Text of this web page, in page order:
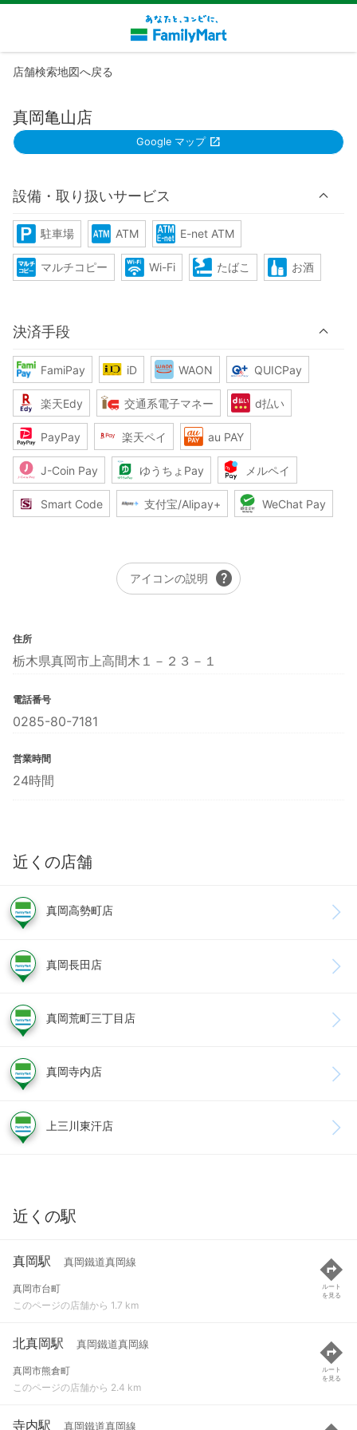
店舗検索地図へ戻る
真岡亀山店
Google マップ
設備・取り扱いサービス
駐車場 ATM E-net ATM
マルチコピー Wi-Fi たばこ お酒
決済手段
FamiPay iD WAON QUICPay
楽天Edy 交通系電子マネー d払い
PayPay 楽天ペイ au PAY
J-Coin Pay ゆうちょPay メルペイ
Smart Code 支付宝/Alipay+ WeChat Pay
アイコンの説明 help
住所
栃木県真岡市上高間木１－２３－１
電話番号
0285-80-7181
営業時間
24時間
近くの店舗
真岡高勢町店
真岡長田店
真岡荒町三丁目店
真岡寺内店
上三川東汗店
近くの駅
真岡駅 真岡鐵道真岡線
真岡市台町
このページの店舗から 1.7 km
ルート
を見る
北真岡駅 真岡鐵道真岡線
真岡市熊倉町
このページの店舗から 2.4 km
ルート
を見る
寺内駅 真岡鐵道真岡線